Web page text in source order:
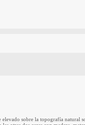
sobre la topografía